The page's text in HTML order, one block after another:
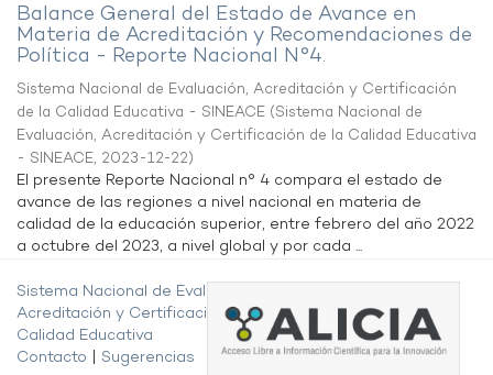
Balance General del Estado de Avance en
Materia de Acreditación y Recomendaciones de
Política - Reporte Nacional N°4.
Sistema Nacional de Evaluación, Acreditación y Certificación
de la Calidad Educativa - SINEACE (Sistema Nacional de
Evaluación, Acreditación y Certificación de la Calidad Educativa
- SINEACE, 2023-12-22)
El presente Reporte Nacional n° 4 compara el estado de
avance de las regiones a nivel nacional en materia de
calidad de la educación superior, entre febrero del año 2022
a octubre del 2023, a nivel global y por cada ...
Sistema Nacional de Evaluación,
Acreditación y Certificación de la
Calidad Educativa
Contacto
Sugerencias